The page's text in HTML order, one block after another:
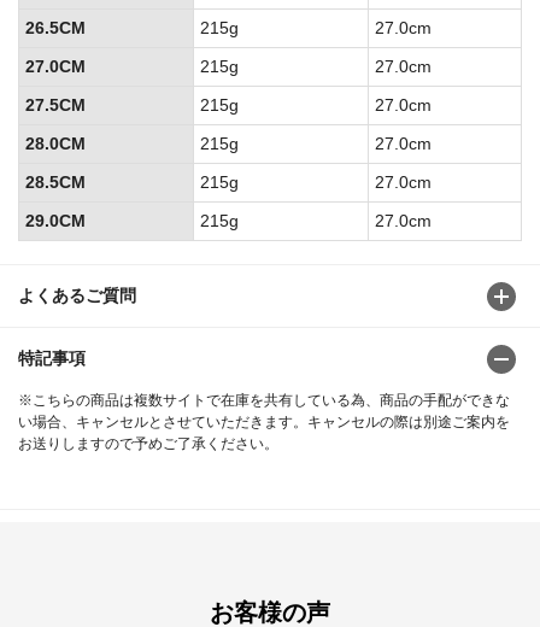
よくあるご質問
特記事項
※こちらの商品は複数サイトで在庫を共有している為、商品の手配ができな
い場合、キャンセルとさせていただきます。キャンセルの際は別途ご案内を
お送りしますので予めご了承ください。
26.5CM
215g
27.0cm
27.0CM
215g
27.0cm
27.5CM
215g
27.0cm
28.0CM
215g
27.0cm
28.5CM
215g
27.0cm
29.0CM
215g 27.0cm
お客様の声